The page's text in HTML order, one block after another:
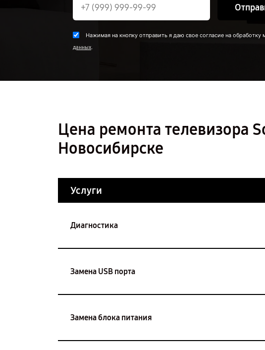
Нажимая на кнопку отправить я даю свое согласие на обработку
данных.
Цена ремонта телевизора
Новосибирске
Услуги
Диагностика
Замена USB порта
Замена блока питания